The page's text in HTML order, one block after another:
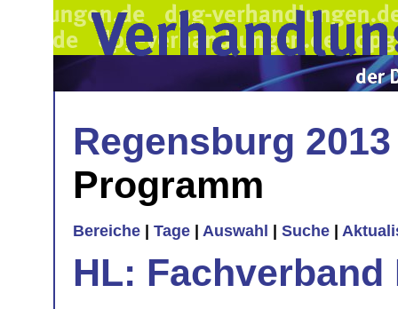
Regensburg 2013
Programm
Bereiche Tage Auswahl Suche
HL: